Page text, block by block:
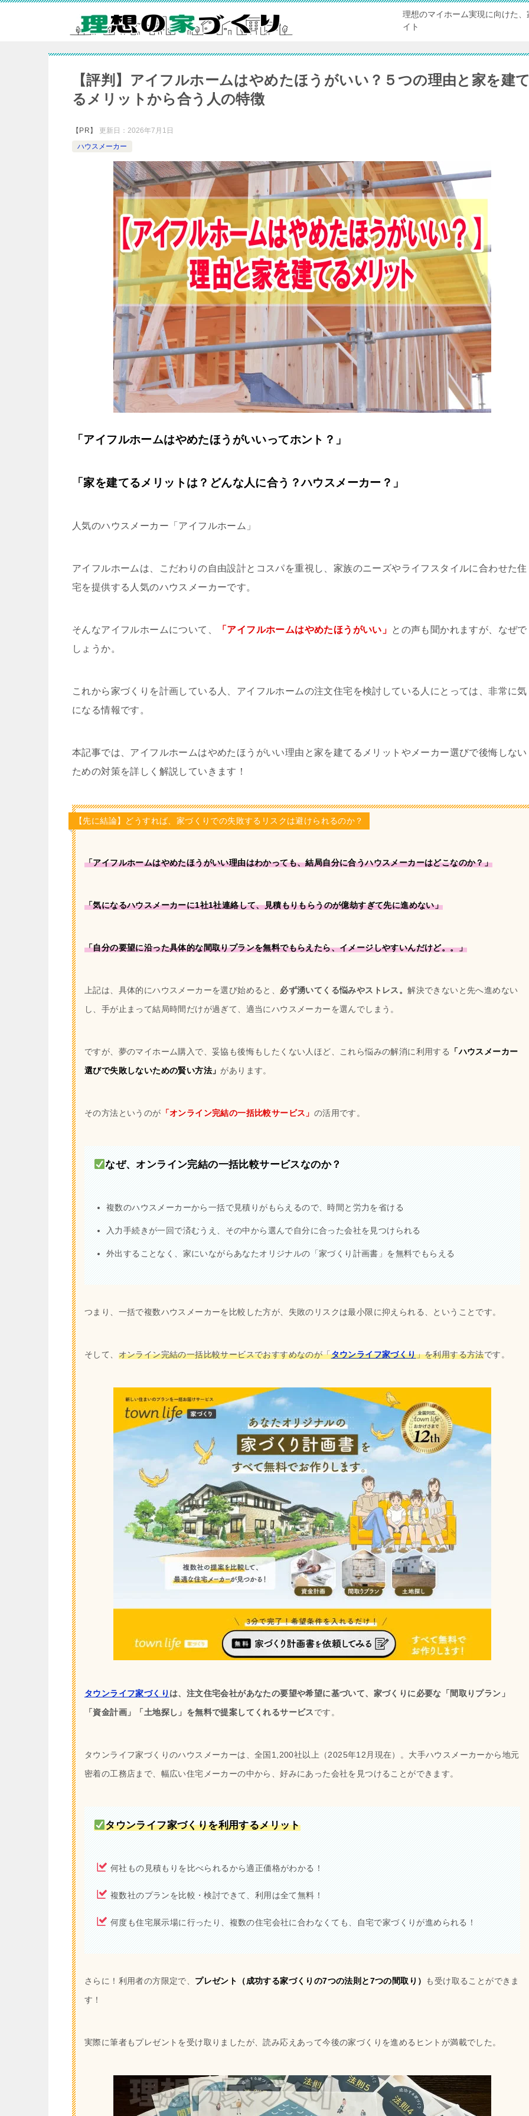
理想のマイホーム実現に向けた
イト
【評判】アイフルホームはやめたほうがいい？５つの理由と家を建
るメリットから合う人の特徴
【PR】 更新日：2026年7月1日
ハウスメーカー
「アイフルホームはやめたほうがいいってホント？」
「家を建てるメリットは？どんな人に合う？ハウスメーカー？」
人気のハウスメーカー「アイフルホーム」
アイフルホームは、こだわりの自由設計とコスパを重視し、家族のニーズやライフスタイルに合わせた住
宅を提供する人気のハウスメーカーです。
そんなアイフルホームについて、 「アイフルホームはやめたほうがいい」 との声も聞かれますが、なぜで
しょうか。
これから家づくりを計画している人、アイフルホームの注文住宅を検討している人にとっては、非常に気
になる情報です。
本記事では、アイフルホームはやめたほうがいい理由と家を建てるメリットやメーカー選びで後悔しない
ための対策を詳しく解説していきます！
【先に結論】どうすれば、家づくりでの失敗するリスクは避けられるのか？
「アイフルホームはやめたほうがいい理由はわかっても、結局自分に合うハウスメーカーはどこなのか？」
「気になるハウスメーカーに1社1社連絡して、見積もりもらうのが億劫すぎて先に進めない」
「自分の要望に沿った具体的な間取りプランを無料でもらえたら、イメージしやすいんだけど。。」
上記は、具体的にハウスメーカーを選び始めると、 必ず湧いてくる悩みやストレス。解決できないと先へ進めない
し、手が止まって結局時間だけが過ぎて、適当にハウスメーカーを選んでしまう。
ですが、夢のマイホーム購入で、妥協も後悔もしたくない人ほど、これら悩みの解消に利用する
「ハウスメーカー
選びで失敗しないための賢い方法」 があります。
その方法というのが 「オンライン完結の一括比較サービス」 の活用です。
なぜ、オンライン完結の一括比較サービスなのか？
複数のハウスメーカーから一括で見積りがもらえるので、時間と労力を省ける
入力手続きが一回で済むうえ、その中から選んで自分に合った会社を見つけられる
外出することなく、家にいながらあなたオリジナルの「家づくり計画書」を無料でもらえる
つまり、一括で複数ハウスメーカーを比較した方が、失敗のリスクは最小限に抑えられる、ということです。
そして、 オンライン完結の一括比較サービスでおすすめなのが「タウンライフ家づくり」を利用する方法です。
タウンライフ家づくり は、注文住宅会社があなたの要望や希望に基づいて、家づくりに必要な「間取りプラン」
「資金計画」「土地探し」を無料で提案してくれるサービスです。
タウンライフ家づくりのハウスメーカーは、全国1,200社以上（2025年12月現在）。大手ハウスメーカーから地元
密着の工務店まで、幅広い住宅メーカーの中から、好みにあった会社を見つけることができます。
タウンライフ家づくりを利用するメリット
何社もの見積もりを比べられるから適正価格がわかる！
複数社のプランを比較・検討できて、利用は全て無料！
何度も住宅展示場に行ったり、複数の住宅会社に合わなくても、自宅で家づくりが進められる！
さらに！利用者の方限定で、 プレゼント（成功する家づくりの7つの法則と7つの間取り） も受け取ることができま
す！
実際に筆者もプレゼントを受け取りましたが、読み応えあって今後の家づくりを進めるヒントが満載でした。